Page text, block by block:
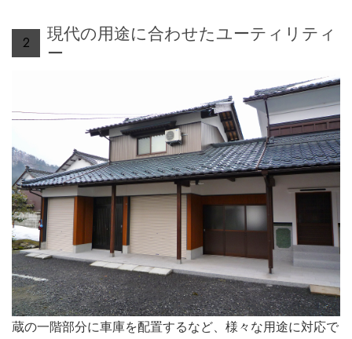
2
現代の用途に合わせたユーティリティ
ー
蔵の一階部分に車庫を配置するなど、様々な用途に対応で